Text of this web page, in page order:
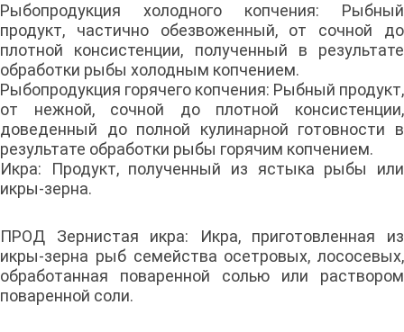
Рыбопродукция холодного копчения: Рыбный
продукт, частично обезвоженный, от сочной до
плотной консистенции, полученный в результате
обработки рыбы холодным копчением.
Рыбопродукция горячего копчения: Рыбный продукт,
от нежной, сочной до плотной консистенции,
доведенный до полной кулинарной готовности в
результате обработки рыбы горячим копчением.
Икра: Продукт, полученный из ястыка рыбы или
икры-зерна.
ПРОД Зернистая икра: Икра, приготовленная из
икры-зерна рыб семейства осетровых, лососевых,
обработанная поваренной солью или раствором
поваренной соли.